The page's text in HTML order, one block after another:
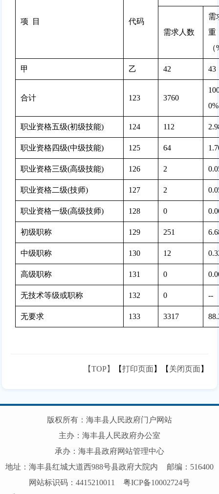
项  目 代码
需求人数
需
重
甲 乙 42 43
合计 123 3760
0%
职业资格五级(初级技能) 124 112
职业资格四级(中级技能) 125 64
职业资格三级(高级技能) 126 2
职业资格二级(技师) 127 2
职业资格一级(高级技师) 128 0
初级职称 129 251
中级职称 130 12
高级职称 131 0
无技术等级或职称 132 0 --
无要求 133 3317
【TOP】 【打印页面】【 关闭页面】
版权所有：海丰县人民政府门户网站
主办：海丰县人民政府办公室
承办：海丰县政府网站管理中心
地址：海丰县红城大道西988号县政府大院内
邮编：516400
网站标识码：4415210011
粤ICP备10002724号